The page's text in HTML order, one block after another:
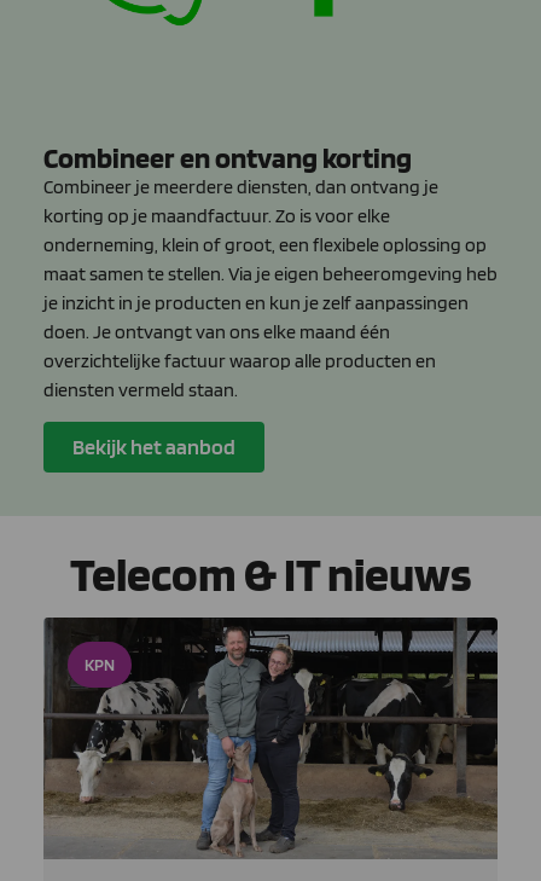
Combineer en ontvang korting
Combineer je meerdere diensten, dan ontvang je
korting op je maandfactuur. Zo is voor elke
onderneming, klein of groot, een flexibele oplossing op
maat samen te stellen. Via je eigen beheeromgeving heb
je inzicht in je producten en kun je zelf aanpassingen
doen. Je ontvangt van ons elke maand één
overzichtelijke factuur waarop alle producten en
diensten vermeld staan.
Bekijk het aanbod
Telecom & IT nieuws
KPN